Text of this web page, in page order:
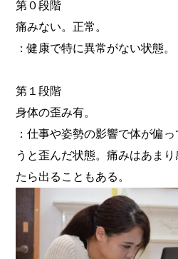
第０段階
痛みない。正常。
：健康で特に異常がない状態。
第１段階
身体の歪み有。
：仕事や姿勢の影響で体が偏
うと歪んだ状態。痛みはあま
たら出ることもある。